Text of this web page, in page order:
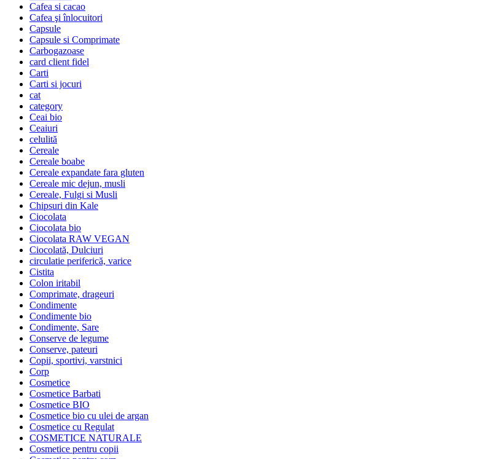
Cafea si cacao
Cafea şi înlocuitori
Capsule
Capsule si Comprimate
Carbogazoase
card client fidel
Carti
Carti si jocuri
cat
category
Ceai bio
Ceaiuri
celulită
Cereale
Cereale boabe
Cereale expandate fara gluten
Cereale mic dejun, musli
Cereale, Fulgi si Musli
Chipsuri din Kale
Ciocolata
Ciocolata bio
Ciocolata RAW VEGAN
Ciocolată, Dulciuri
circulatie periferică, varice
Cistita
Colon iritabil
Comprimate, drageuri
Condimente
Condimente bio
Condimente, Sare
Conserve de legume
Conserve, pateuri
Copii, sportivi, varstnici
Corp
Cosmetice
Cosmetice Barbati
Cosmetice BIO
Cosmetice bio cu ulei de argan
Cosmetice cu Regulat
COSMETICE NATURALE
Cosmetice pentru copii